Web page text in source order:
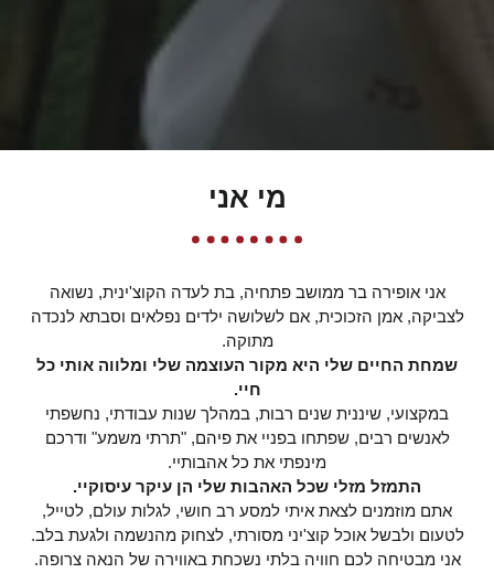
מי אני
אני אופירה בר ממושב פתחיה, בת לעדה הקוצ'ינית, נשואה
לצביקה, אמן הזכוכית, אם לשלושה ילדים נפלאים וסבתא לנכדה
מתוקה.
שמחת החיים שלי היא מקור העוצמה שלי ומלווה אותי כל
חיי.
במקצועי, שיננית שנים רבות, במהלך שנות עבודתי, נחשפתי
לאנשים רבים, שפתחו בפניי את פיהם, "תרתי משמע" ודרכם
מינפתי את כל אהבותיי.
התמזל מזלי שכל האהבות שלי הן עיקר עיסוקיי.
אתם מוזמנים לצאת איתי למסע רב חושי, לגלות עולם, לטייל,
לטעום ולבשל אוכל קוצ'יני מסורתי, לצחוק מהנשמה ולגעת בלב.
אני מבטיחה לכם חוויה בלתי נשכחת באווירה של הנאה צרופה.